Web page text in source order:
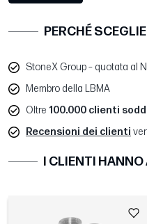
PERCHÉ
StoneX Group – quotata al
Membro della LBMA
Oltre 100.000 clienti
Recensioni dei clienti
I CLIENTI